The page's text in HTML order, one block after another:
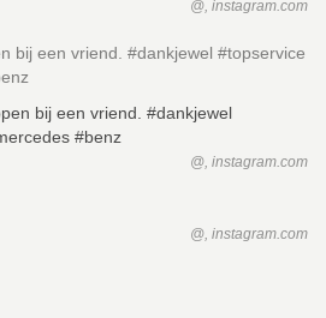
@, instagram.com
bij een vriend. #dankjewel #topservice
@, instagram.com
@, instagram.com